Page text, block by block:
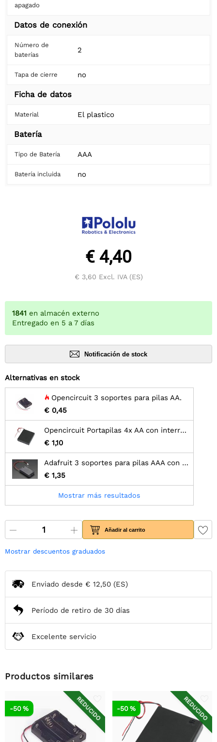
apagado
Datos de conexión
Número de
baterías
2
Tapa de cierre no
Ficha de datos
Material El plastico
Batería
Tipo de Batería AAA
Batería incluida no
€ 4,40
€ 3,60 Excl. IVA (ES)
1841 en almacén externo
Entregado en 5 a 7 días
Notificación de stock
Alternativas en stock
Opencircuit 3 soportes para pilas AA.
€ 0,45
Opencircuit Portapilas 4x AA con interruptor
€ 1,10
Adafruit 3 soportes para pilas AAA con interruptor de encendido/apagado y JST de 2 pines
€ 1,35
Mostrar más resultados
Añadir al carrito
Mostrar descuentos graduados
Enviado desde € 12,50 (ES)
Período de retiro de 30 días
Excelente servicio
Productos similares
REDUCIDO
-50 % REDUCIDO
-50 %